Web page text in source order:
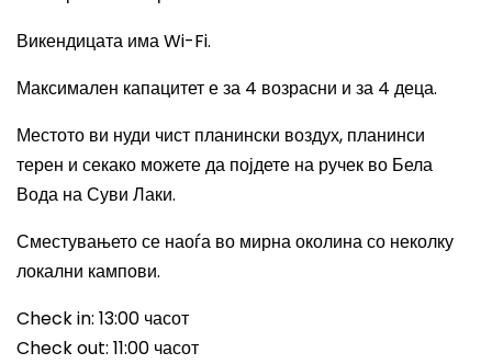
Викендицата имаWi-Fi.
Максимален капацитет е за 4 возрасни и за 4 деца.
Местото ви нуди чист планински воздух, планинси
терен и секако можете да појдете на ручек во Бела
Вода на Суви Лаки.
Сместувањето се наоѓа во мирна околина со неколку
локални кампови.
Check in: 13:00 часот
Check out: 11:00 часот